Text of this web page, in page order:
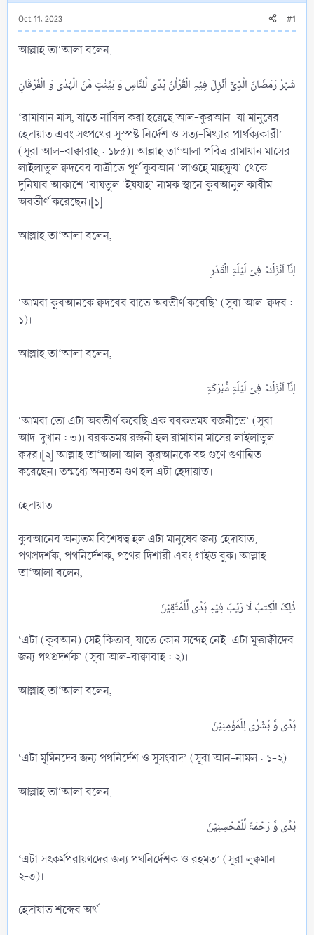
Oct 11, 2023 #1
আল্লাহ তা‘আলা বলেন,
‘রামাযান মাস, যাতে নাযিল করা হয়েছে আল-কুরআন। যা মানুষের
হেদায়াত এবং সৎপথের সুস্পষ্ট নির্দেশ ও সত্য-মিথ্যার পার্থক্যকারী’
(সূরা আল-বাক্বারাহ : ১৮৫)। আল্লাহ তা‘আলা পবিত্র রামাযান মাসের
লাইলাতুল ক্বদরের রাত্রীতে পূর্ণ কুরআন ‘লাওহে মাহফূয’ থেকে
দুনিয়ার আকাশে ‘বায়তুল ‘ইযযাহ’ নামক স্থানে কুরআনুল কারীম
অবতীর্ণ করেছেন।[১]
আল্লাহ তা‘আলা বলেন,
‘আমরা কুরআনকে ক্বদরের রাতে অবতীর্ণ করেছি’ (সূরা আল-ক্বদর :
১)।
আল্লাহ তা‘আলা বলেন,
‘আমরা তো এটা অবতীর্ণ করেছি এক রবকতময় রজনীতে’ (সূরা
আদ-দুখান : ৩)। বরকতময় রজনী হল রামাযান মাসের লাইলাতুল
ক্বদর।[২] আল্লাহ তা‘আলা আল-কুরআনকে বহু গুণে গুণান্বিত
করেছেন। তন্মধ্যে অন্যতম গুণ হল এটা হেদায়াত।
হেদায়াত
কুরআনের অন্যতম বিশেষত্ব হল এটা মানুষের জন্য হেদায়াত,
পথপ্রদর্শক, পথনির্দেশক, পথের দিশারী এবং গাইড বুক। আল্লাহ
তা‘আলা বলেন,
‘এটা (কুরআন) সেই কিতাব, যাতে কোন সন্দেহ নেই। এটা মুত্তাক্বীদের
জন্য পথপ্রদর্শক’ (সূরা আল-বাক্বারাহ : ২)।
আল্লাহ তা‘আলা বলেন,
‘এটা মুমিনদের জন্য পথনির্দেশ ও সুসংবাদ’ (সূরা আন-নামল : ১-২)।
আল্লাহ তা‘আলা বলেন,
‘এটা সৎকর্মপরায়ণদের জন্য পথনির্দেশক ও রহমত’ (সূরা লুক্বমান :
২-৩)।
হেদায়াত শব্দের অর্থ